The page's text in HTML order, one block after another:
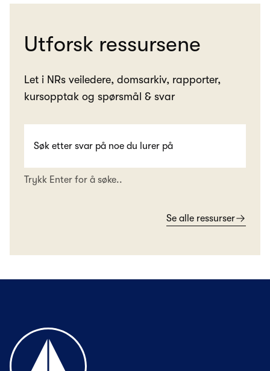
Utforsk ressursene
Let i NRs veiledere, domsarkiv, rapporter,
kursopptak og spørsmål & svar
Trykk Enter for å søke..
Se alle ressurser
Til forsiden